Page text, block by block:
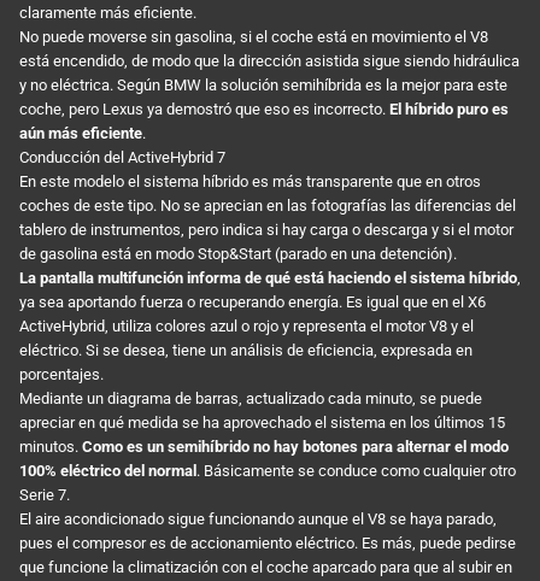
claramente más eficiente.
No puede moverse sin gasolina, si el coche está en movimiento el V8
está encendido, de modo que la dirección asistida sigue siendo hidráulica
y no eléctrica. Según BMW la solución semihíbrida es la mejor para este
coche, pero Lexus ya demostró que eso es incorrecto. El híbrido puro es
aún más eficiente.
Conducción del ActiveHybrid 7
En este modelo el sistema híbrido es más transparente que en otros
coches de este tipo. No se aprecian en las fotografías las diferencias del
tablero de instrumentos, pero indica si hay carga o descarga y si el motor
de gasolina está en modo Stop&Start (parado en una detención).
La pantalla multifunción informa de qué está haciendo el sistema híbrido,
ya sea aportando fuerza o recuperando energía. Es igual que en el X6
ActiveHybrid, utiliza colores azul o rojo y representa el motor V8 y el
eléctrico. Si se desea, tiene un análisis de eficiencia, expresada en
porcentajes.
Mediante un diagrama de barras, actualizado cada minuto, se puede
apreciar en qué medida se ha aprovechado el sistema en los últimos 15
minutos. Como es un semihíbrido no hay botones para alternar el modo
100% eléctrico del normal . Básicamente se conduce como cualquier otro
Serie 7.
El aire acondicionado sigue funcionando aunque el V8 se haya parado,
pues el compresor es de accionamiento eléctrico. Es más, puede pedirse
que funcione la climatización con el coche aparcado para que al subir en